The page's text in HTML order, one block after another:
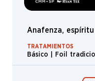
Velhagen
Ernanda
Souza
Even
Amundsen
Anafenza,
TRATAMIENTOS
Básico | Foil